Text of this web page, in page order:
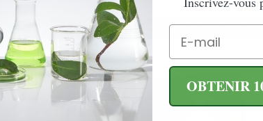
Produit victime de son succès, bientôt de retour
Email
OBTENIR